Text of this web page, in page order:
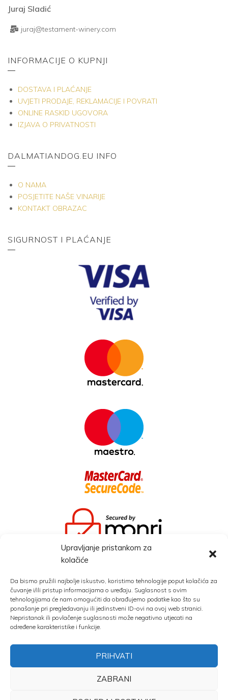
Upravljanje pristankom za
kolačiće
Da bismo pružili najbolje iskustvo, koristimo tehnologije poput kolačića za
čuvanje i/ili pristup informacijama o uređaju. Suglasnost s ovim
tehnologijama će nam omogućiti da obrađujemo podatke kao što su
ponašanje pri pregledavanju ili jedinstveni ID-ovi na ovoj web stranici.
Nepristanak ili povlačenje suglasnosti može negativno utjecati na
određene karakteristike i funkcije.
PRIHVATI
ZABRANI
Juraj Sladić
juraj@testament-winery.com
INFORMACIJE O KUPNJI
DOSTAVA I PLAĆANJE
UVJETI PRODAJE, REKLAMACIJE I POVRATI
ONLINE RASKID UGOVORA
IZJAVA O PRIVATNOSTI
DALMATIANDOG.EU INFO
O NAMA
POSJETITE NAŠE VINARIJE
KONTAKT OBRAZAC
SIGURNOST I PLAĆANJE
KATEGORIJE
Blog
Novo